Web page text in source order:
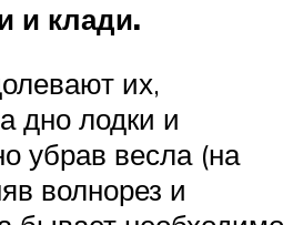
и клади.
их,
дно лодки и
убрав весла (на
волнорез и